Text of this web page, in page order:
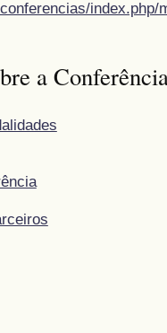
index.php/
a